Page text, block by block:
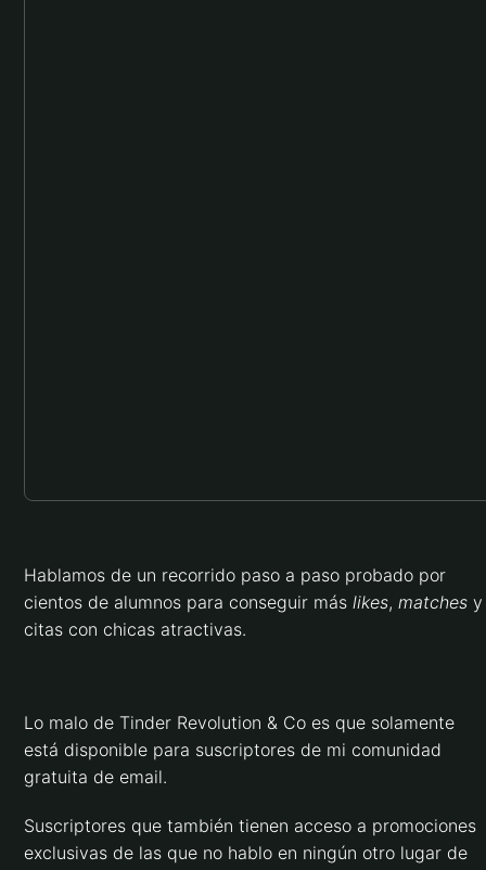
Hablamos de un recorrido paso a paso probado por
cientos de alumnos para conseguir más likes, matches y
citas con chicas atractivas.
Lo malo de Tinder Revolution & Co es que solamente
está disponible para suscriptores de mi comunidad
gratuita de email.
Suscriptores que también tienen acceso a promociones
exclusivas de las que no hablo en ningún otro lugar de